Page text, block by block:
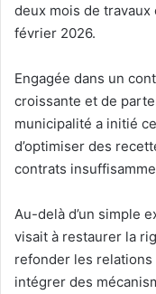
deux mois de travaux
février 2026.
Engagée dans un
croissante et de
municipalité a initié
d’optimiser des
contrats
Au-delà d’un simple
visait à restaurer la
refonder les
intégrer des